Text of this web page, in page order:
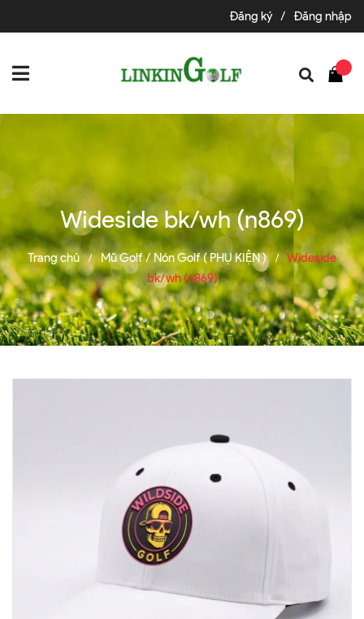
Đăng ký / Đăng nhập
Wideside bk/wh (n869)
Trang chủ / Mũ Golf / Nón Golf ( PHỤ KIỆN ) /
Wideside
bk/wh (n869)